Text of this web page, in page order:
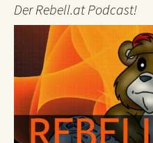
Der Rebell.at Podcast!